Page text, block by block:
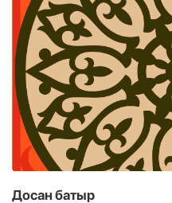
Досан батыр